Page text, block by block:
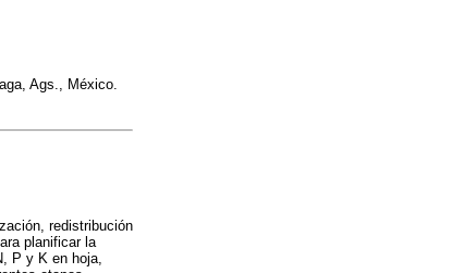
Ags., México.
redistribución
planificar la
P y K en hoja,